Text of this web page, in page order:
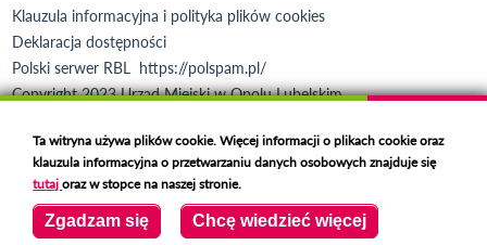
Klauzula informacyjna i polityka plików cookies
Deklaracja dostępności
Polski serwer RBL https://polspam.pl/
Copyright 2023 Urząd Miejski w Opolu Lubelskim
Ta witryna używa plików cookie. Więcej informacji o plikach cookie oraz
klauzula informacyjna o przetwarzaniu danych osobowych znajduje się
tutajoraz w stopce na naszej stronie.
Zgadzam się Chcę wiedzieć więcej